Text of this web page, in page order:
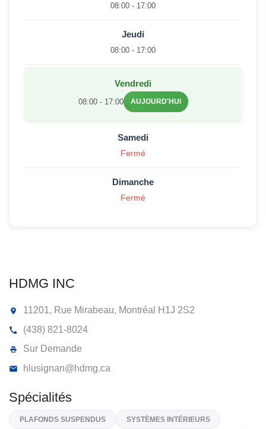
HDMG INC
11201, Rue Mirabeau, Montréal
(438) 821-8024
08:00 - 17:00
Jeudi
08:00 - 17:00
Vendredi
08:00 - 17:00 AUJOURD'HUI
Samedi
Fermé
Dimanche
Fermé